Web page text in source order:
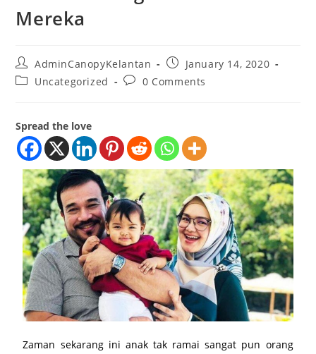
Mereka
AdminCanopyKelantan
January 14, 2020
Uncategorized
0 Comments
Spread the love
Zaman sekarang ini anak tak ramai sangat pun orang